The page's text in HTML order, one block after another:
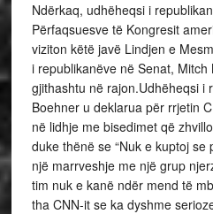
Ndërkaq, udhëheqsi i
Përfaqsuesve të Kongresit
viziton këtë javë Lindjen e
i republikanëve në Senat, Mitch
gjithashtu në rajon.Udhëheqsi i
Boehner u deklarua për rrjetin
në lidhje me bisedimet që
duke thënë se “Nuk e kuptoj
një marrveshje me një grup
tim nuk e kanë ndër mend të
tha CNN-it se ka dyshme